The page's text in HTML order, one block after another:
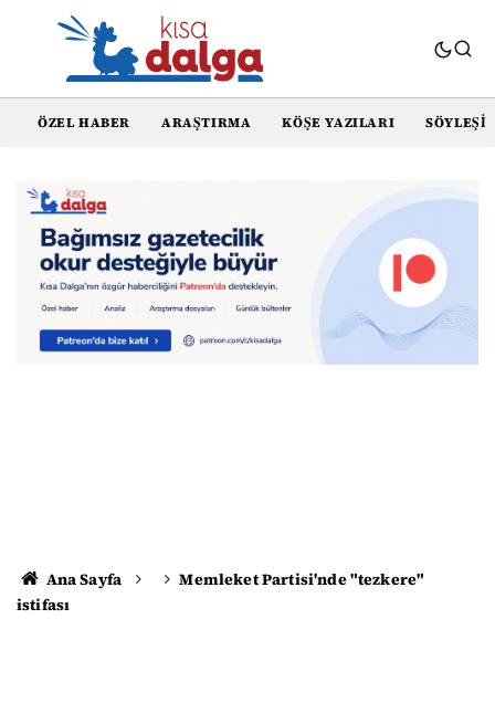
ÖZEL HABER ARAŞTIRMA KÖŞE YAZILARI SÖYLEŞI
Ana Sayfa
Memleket Partisi'nde "tezkere"
istifası